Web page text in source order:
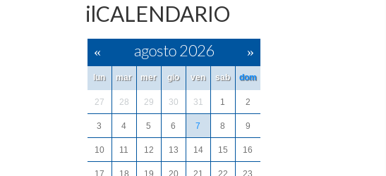
ilCALENDARIO
« agosto 2026 »
lun mar mer gio ven sab dom
27 28 29 30 31 1 2
3 4 5 6 7 8 9
10 11 12 13 14 15 16